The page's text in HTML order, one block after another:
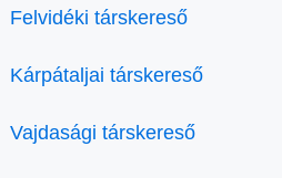
Felvidéki társkereső
Kárpátaljai társkereső
Vajdasági társkereső